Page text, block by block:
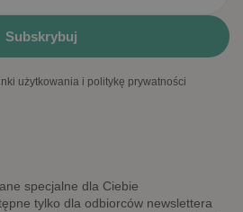
użytkowania i politykę prywatności
specjalne dla Ciebie
tylko dla odbiorców newslettera